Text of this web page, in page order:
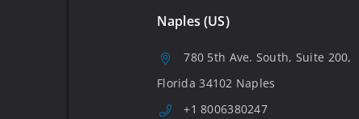
Naples (US)
780 5th Ave. South, Suite 200,
Florida 34102 Naples
+1 8006380247